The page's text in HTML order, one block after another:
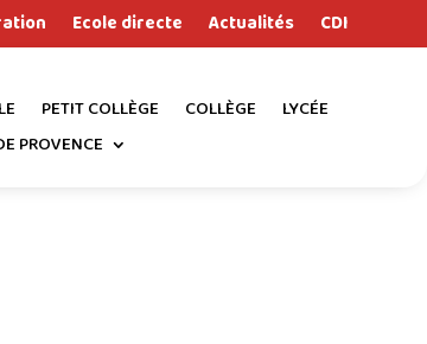
Ecole directe Actualités CDI
PETIT COLLÈGE COLLÈGE
LYCÉE
PROVENCE